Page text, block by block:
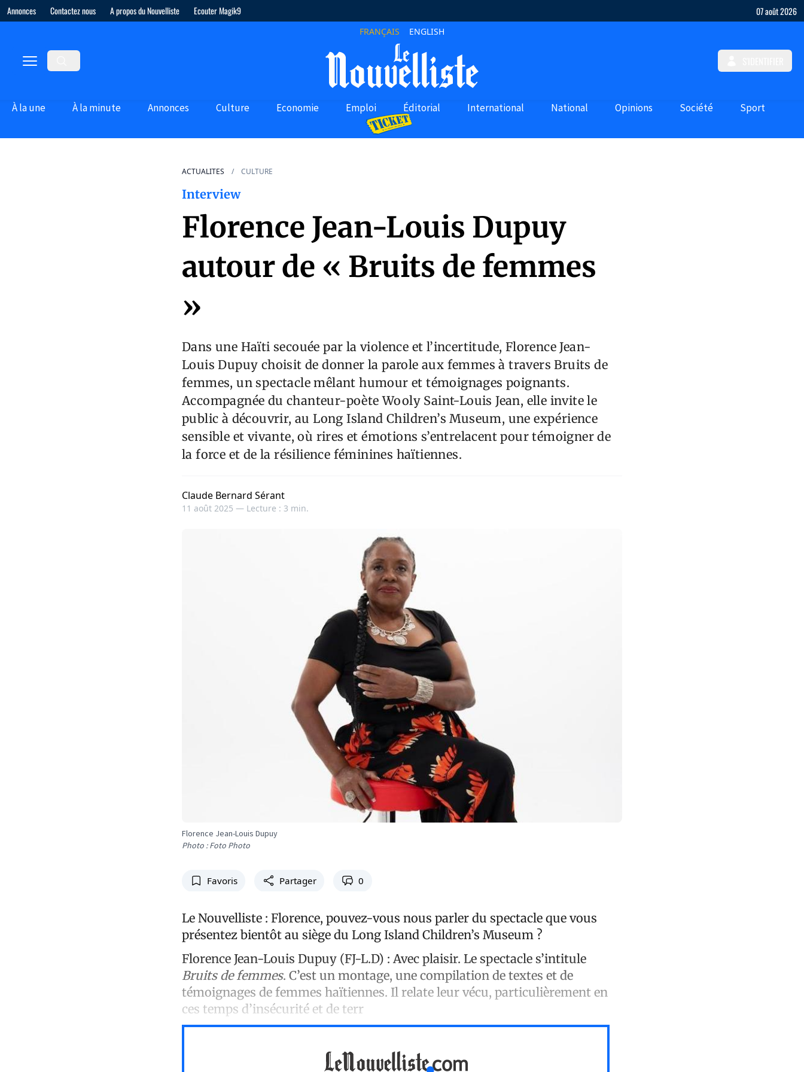
Annonces Contactez nous A propos du Nouvelliste Ecouter Magik9 07 août 2026
FRANÇAIS ENGLISH
À la une À la minute Annonces Culture Economie Emploi Éditorial International National Opinions Société Sport
ACTUALITES CULTURE
Interview
Florence Jean-Louis Dupuy
autour de « Bruits de femmes
»
Dans une Haïti secouée par la violence et l’incertitude, Florence Jean-
Louis Dupuy choisit de donner la parole aux femmes à travers Bruits de
femmes, un spectacle mêlant humour et témoignages poignants.
Accompagnée du chanteur-poète Wooly Saint-Louis Jean, elle invite le
public à découvrir, au Long Island Children’s Museum, une expérience
sensible et vivante, où rires et émotions s’entrelacent pour témoigner de
la force et de la résilience féminines haïtiennes.
Claude Bernard Sérant
11 août 2025 — Lecture : 3 min.
Florence Jean-Louis Dupuy
Photo : Foto Photo
Favoris Partager 0
Le Nouvelliste : Florence, pouvez-vous nous parler du spectacle que vous
présentez bientôt au siège du Long Island Children’s Museum ?
Florence Jean-Louis Dupuy (FJ-L.D) : Avec plaisir. Le spectacle s’intitule
Bruits de femmes. C’est un montage, une compilation de textes et de
témoignages de femmes haïtiennes. Il relate leur vécu, particulièrement en
ces temps d’insécurité et de terr